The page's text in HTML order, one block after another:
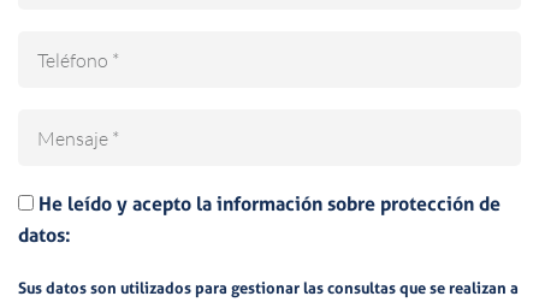
He leído y acepto la información sobre protección de
datos:
Sus datos son utilizados para gestionar las consultas que se realizan a